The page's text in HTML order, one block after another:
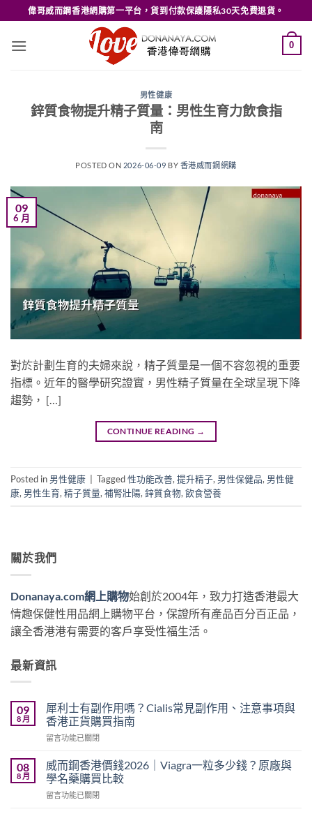
to
content
偉哥威而鋼香港網購第一平台，貨到付款保護隱私30天免費退貨。
0
男性健康
鋅質食物提升精子質量：男性生育力飲食指
南
POSTED ON 2026-06-09 BY 香港威而鋼網購
09
6 月
對於計劃生育的夫婦來說，精子質量是一個不容忽視的重要
指標。近年的醫學研究證實，男性精子質量在全球呈現下降
趨勢， […]
CONTINUE READING →
Posted in 男性健康 Tagged性功能改善,提升精子, 男性保健品, 男性健
康, 男性生育,精子質量,補腎壯陽,鋅質食物,飲食營養
關於我們
Donanaya.com網上購物始創於2004年，致力打造香港最大
情趣保健性用品網上購物平台，保證所有產品百分百正品，
讓全香港港有需要的客戶享受性福生活。
最新資訊
09
8 月
犀利士有副作用嗎？Cialis常見副作用、注意事項與
香港正貨購買指南
在
利
士
有
副
留言功能已關閉
08
8 月
威而鋼香港價錢2026｜Viagra一粒多少錢？原廠與
學名藥購買比較
在
留言功能已關閉